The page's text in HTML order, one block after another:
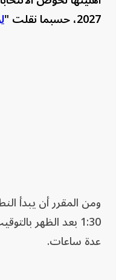
2027، حسبما نقلت "
ومن المقرر أن يبدأ
1:30 بعد الظهر
عدة ساعات.